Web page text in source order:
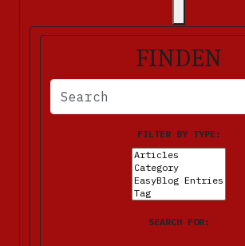
FINDEN
BITTE FÜLLEN SIE DIE
FILTER BY TYPE:
SEARCH FOR: